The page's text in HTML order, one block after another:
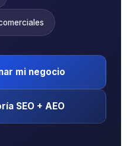
mi negocio
SEO + AEO